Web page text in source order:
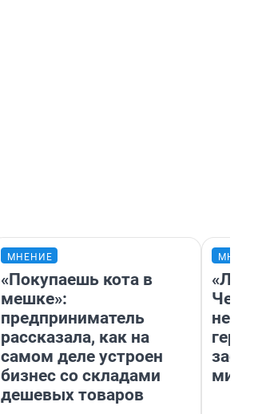
МНЕНИЕ
«Покупаешь кота в
мешке»:
предприниматель
рассказала, как на
самом деле устроен
бизнес со складами
дешевых товаров
Чем
герои